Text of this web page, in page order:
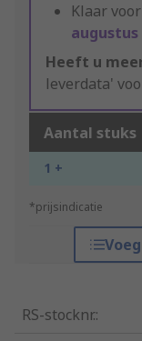
Klaar
augustus
Heeft u
leverdata'
Aantal stuks
1 +
*prijsindicatie
RS-stocknr.: